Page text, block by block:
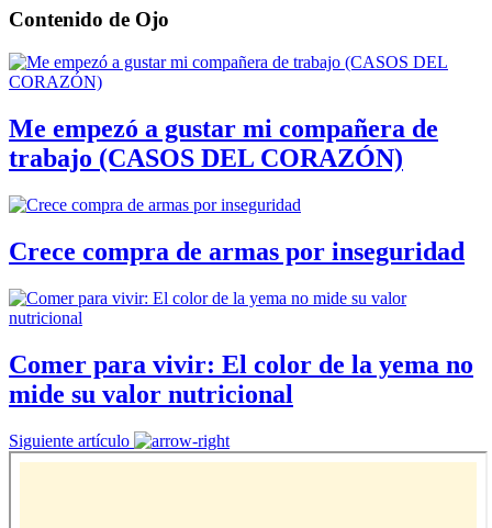
Contenido de Ojo
Me empezó a gustar mi compañera de
trabajo (CASOS DEL CORAZÓN)
Crece compra de armas por inseguridad
Comer para vivir: El color de la yema no
mide su valor nutricional
Siguiente artículo